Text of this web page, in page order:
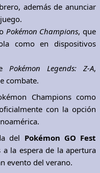
además de anunciar
Pokémon Champions, que
como en dispositivos
Pokémon Legends: Z-A,
combate.
Champions como
con la opción
del Pokémon GO Fest
la espera de la apertura
evento del verano.